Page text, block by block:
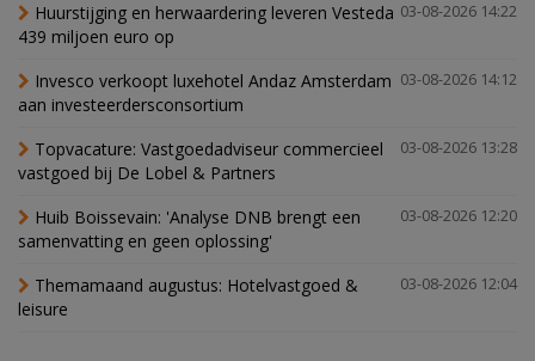
03-08-2026 14:22
Huurstijging en herwaardering leveren Vesteda
439 miljoen euro op
03-08-2026 14:12
Invesco verkoopt luxehotel Andaz Amsterdam
aan investeerdersconsortium
03-08-2026 13:28
Topvacature: Vastgoedadviseur commercieel
vastgoed bij De Lobel & Partners
03-08-2026 12:20
Huib Boissevain: 'Analyse DNB brengt een
samenvatting en geen oplossing'
03-08-2026 12:04
Themamaand augustus: Hotelvastgoed &
leisure